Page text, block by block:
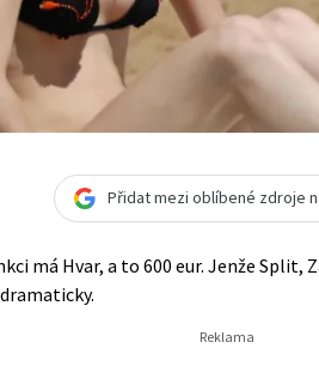
Přidat mezi oblíbené zdroje
má Hvar, a to 600 eur. Jenže